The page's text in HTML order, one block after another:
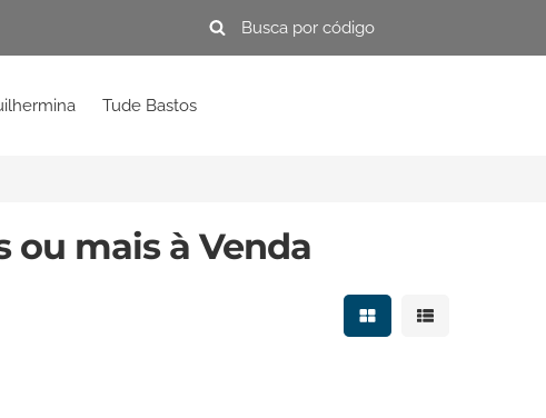
Tude Bastos
ou mais à Venda
Mostrar resultados
Mostrar